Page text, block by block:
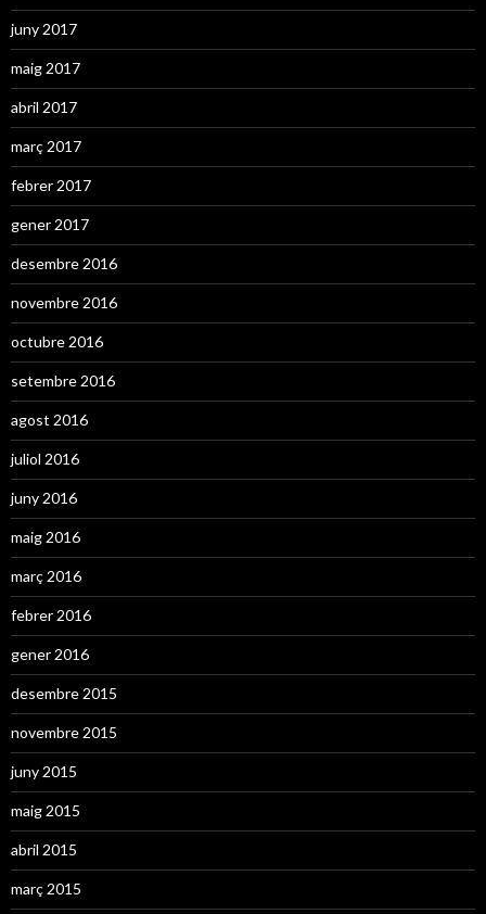
juny 2017
maig 2017
abril 2017
març 2017
febrer 2017
gener 2017
desembre 2016
novembre 2016
octubre 2016
setembre 2016
agost 2016
juliol 2016
juny 2016
maig 2016
març 2016
febrer 2016
gener 2016
desembre 2015
novembre 2015
juny 2015
maig 2015
abril 2015
març 2015